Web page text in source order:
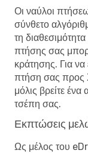
Οι ναύλοι
σύνθετο
τη
πτήσης σας
κράτησης. Για να
πτήση σας προς
μόλις βρείτε ένα
τσέπη σας.
Εκπτώσεις
Ως μέλος του